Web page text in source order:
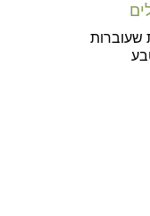
שעוברות